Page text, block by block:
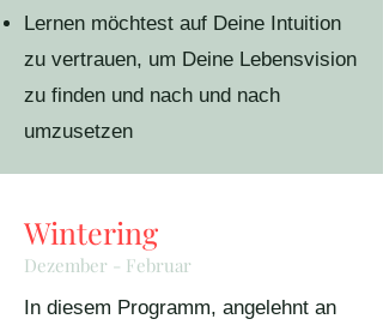
Lernen möchtest auf Deine Intuition
zu vertrauen, um Deine Lebensvision
zu finden und nach und nach
umzusetzen
Wintering
Dezember - Februar
In diesem Programm, angelehnt an